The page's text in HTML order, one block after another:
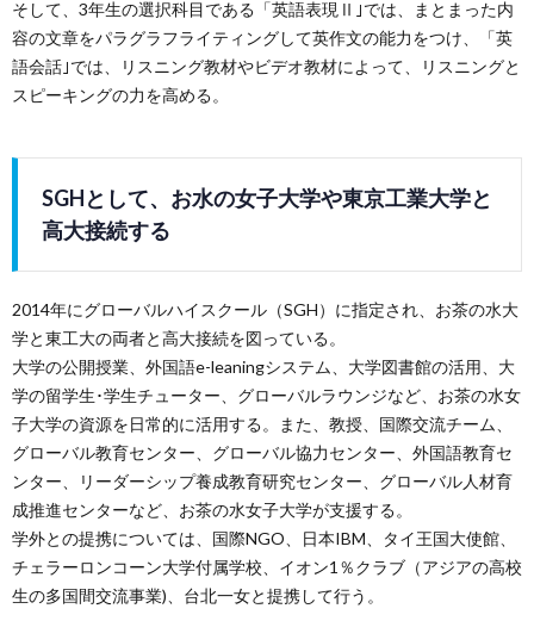
そして、3年生の選択科目である「英語表現Ⅱ｣では、まとまった内
容の文章をパラグラフライティングして英作文の能力をつけ、「英
語会話｣では、リスニング教材やビデオ教材によって、リスニングと
スピーキングの力を高める。
SGHとして、お水の女子大学や東京工業大学と
高大接続する
2014年にグローバルハイスクール（SGH）に指定され、お茶の水大
学と東工大の両者と高大接続を図っている。
大学の公開授業、外国語e-leaningシステム、大学図書館の活用、大
学の留学生･学生チューター、グローバルラウンジなど、お茶の水女
子大学の資源を日常的に活用する。また、教授、国際交流チーム、
グローバル教育センター、グローバル協力センター、外国語教育セ
ンター、リーダーシップ養成教育研究センター、グローバル人材育
成推進センターなど、お茶の水女子大学が支援する。
学外との提携については、国際NGO、日本IBM、タイ王国大使館、
チェラーロンコーン大学付属学校、イオン1％クラブ（アジアの高校
生の多国間交流事業)、台北一女と提携して行う。